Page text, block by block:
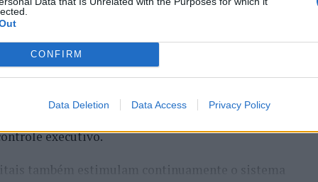
CONFIRM
Data Deletion Data Access Privacy Policy
que favoreceram a evolução humana, como a
redução pode ocorrer antes que qualquer
evoluiu em um ambiente de escassez de
excesso de informações e mudanças
impõe uma carga elevada ao córtex pré-
executivo.
também estimulam continuamente o sistema